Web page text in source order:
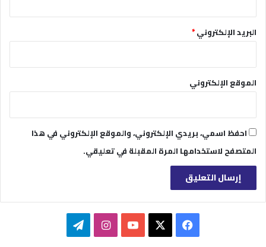
البريد الإلكتروني*
الموقع الإلكتروني
احفظ اسمي، بريدي الإلكتروني، والموقع الإلكتروني في هذا
المتصفح لاستخدامها المرة المقبلة في تعليقي.
فيسبوك ‫YouTubeانستقرامتيلقرام